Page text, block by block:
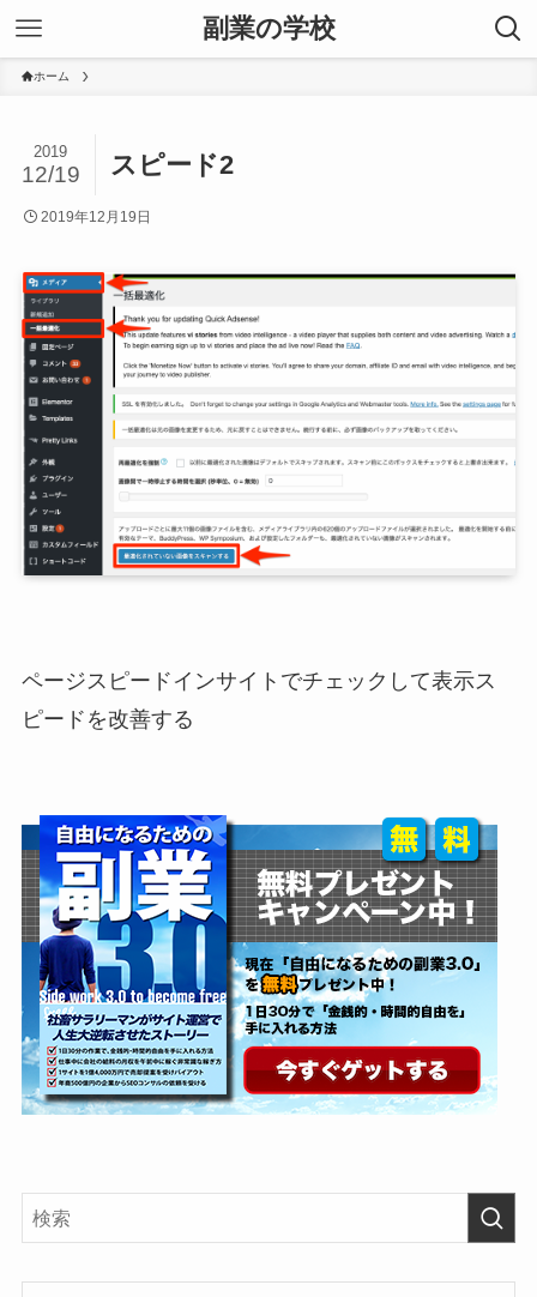
副業の学校
ホーム
スピード2
2019
12/19
2019年12月19日
ページスピードインサイトでチェックして表示ス
ピードを改善する